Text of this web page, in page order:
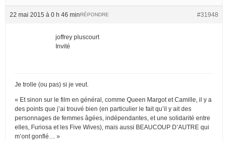
22 mai 2015 à 0 h 46 min #31948
RÉPONDRE
joffrey pluscourt
Invité
Je trolle (ou pas) si je veut.
« Et sinon sur le film en général, comme Queen Margot et Camille, il y a
des points que j’ai trouvé bien (en particulier le fait qu’il y ait des
personnages de femmes âgées, indépendantes, et une solidarité entre
elles, Furiosa et les Five Wives), mais aussi BEAUCOUP D’AUTRE qui
m’ont gonflé… »